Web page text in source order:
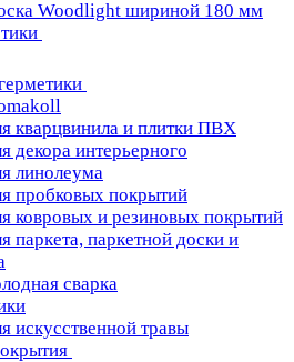
Woodlight шириной 180 мм
кварцвинила и плитки ПВХ
декора интерьерного
линолеума
пробковых покрытий
ковровых и резиновых покрытий
паркета, паркетной доски и
сварка
искусственной травы